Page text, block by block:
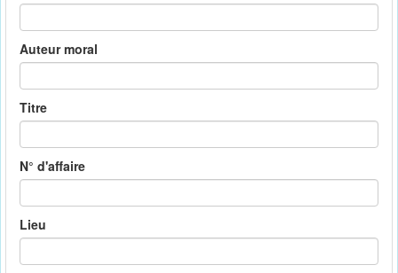
Auteur moral
Titre
N° d'affaire
Lieu